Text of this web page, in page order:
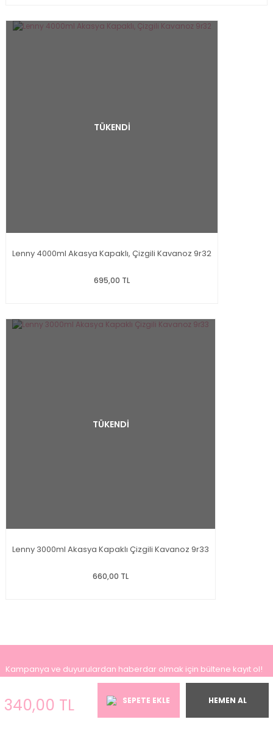
TÜKENDİ
Lenny 4000ml Akasya Kapaklı, Çizgili Kavanoz 9r32
695,00 TL
TÜKENDİ
Lenny 3000ml Akasya Kapaklı Çizgili Kavanoz 9r33
660,00 TL
340,00 TL SEPETE EKLE HEMEN AL
Kampanya ve duyurulardan haberdar olmak için bültene kayıt ol!